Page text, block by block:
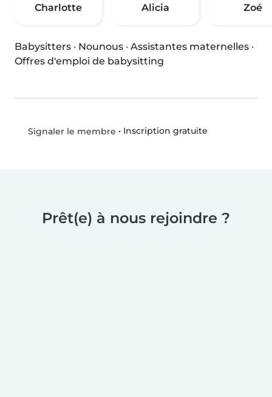
Charlotte Alicia Zoé
Babysitters · Nounous · Assistantes maternelles ·
Offres d'emploi de babysitting
Signaler le membre • Inscription gratuite
Prêt(e) à nous rejoindre ?